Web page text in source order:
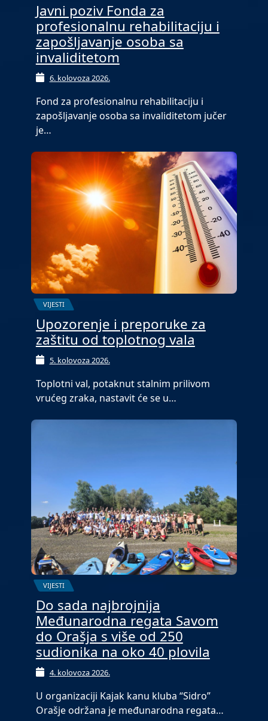
Javni poziv Fonda za
profesionalnu rehabilitaciju i
zapošljavanje osoba sa
invaliditetom
6. kolovoza 2026.
Fond za profesionalnu rehabilitaciju i
zapošljavanje osoba sa invaliditetom jučer
je…
VIJESTI
Upozorenje i preporuke za
zaštitu od toplotnog vala
5. kolovoza 2026.
Toplotni val, potaknut stalnim prilivom
vrućeg zraka, nastavit će se u…
VIJESTI
Do sada najbrojnija
Međunarodna regata Savom
do Orašja s više od 250
sudionika na oko 40 plovila
4. kolovoza 2026.
U organizaciji Kajak kanu kluba “Sidro”
Orašje održana je međunarodna regata…